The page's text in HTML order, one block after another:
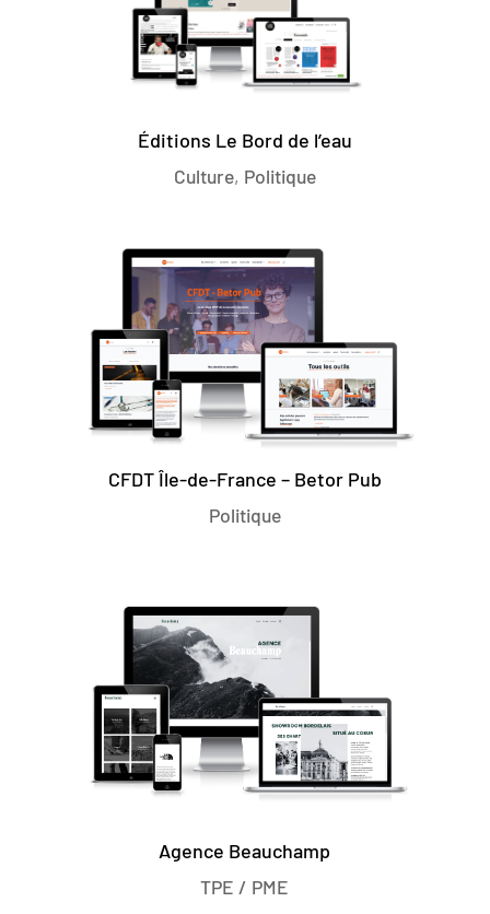
Éditions Le Bord de l’eau
Culture, Politique
CFDT Île-de-France – Betor Pub
Politique
Agence Beauchamp
TPE / PME